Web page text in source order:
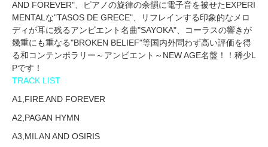
AND FOREVER"、ピアノの旋律の余韻に電子音を被せたEXPERI
MENTALな"TASOS DE GRECE"、リフレインする印象的なメロ
ディが耳に残るアンビエント名曲"SAYOKA"、コーラスの響きが
幾重にも重なる"BROKEN BELIEF"等国内外問わず高い評価を得
る和コンテンポラリー～アンビエント～NEW AGE名盤！！稀少L
Pです！
TRACK LIST
A1,FIRE AND FOREVER
A2,PAGAN HYMN
A3,MILAN AND OSIRIS